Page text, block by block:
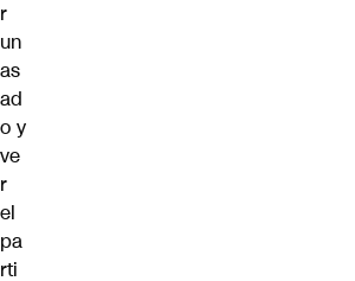
r
un
as
ad
o y
ve
r
el
pa
rti